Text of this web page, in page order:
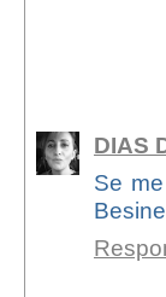
DIAS
Se